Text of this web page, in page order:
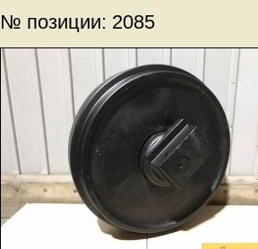
№ позиции: 2085